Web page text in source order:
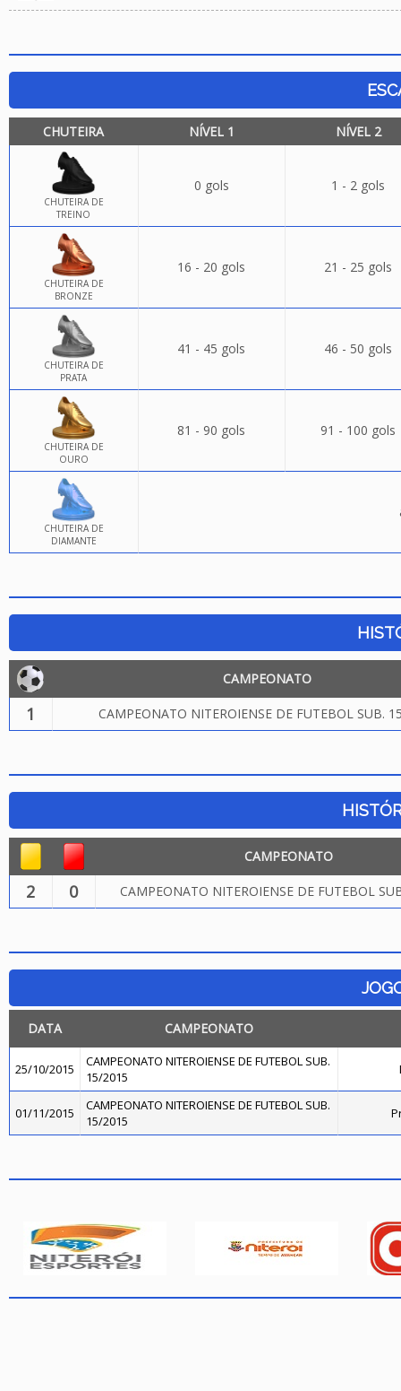
CHUTEIRA NÍVEL 1 NÍVEL 2
CHUTEIRA DE
TREINO
0 gols 1 - 2 gols
CHUTEIRA DE
BRONZE
16 - 20 gols 21 - 25 gols
CHUTEIRA DE
PRATA
41 - 45 gols 46 - 50 gols
CHUTEIRA DE
OURO
81 - 90 gols 91 - 100 gols
CHUTEIRA DE
DIAMANTE
CAMPEONATO
1 CAMPEONATO NITEROIENSE DE FUTEBOL SUB.
CAMPEONATO
2 0 CAMPEONATO NITEROIENSE DE FUTEBOL
DATA CAMPEONATO
25/10/2015
CAMPEONATO NITEROIENSE DE FUTEBOL SUB.
15/2015
01/11/2015
CAMPEONATO NITEROIENSE DE FUTEBOL SUB.
15/2015